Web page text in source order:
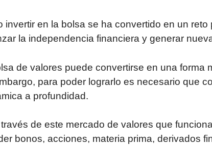
invertir en la bolsa se ha convertido en un
la independencia financiera y generar
de valores puede convertirse en una forma
para poder lograrlo es necesario que
a profundidad.
de este mercado de valores que
bonos, acciones, materia prima, derivados